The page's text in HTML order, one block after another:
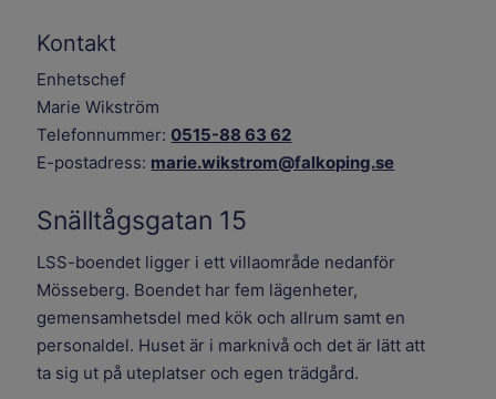
Kontakt
Enhetschef
Marie Wikström
Telefonnummer:0515-88 63 62
E-postadress: marie.wikstrom@falkoping.se
Snälltågsgatan 15
LSS-boendet ligger i ett villaområde nedanför
Mösseberg. Boendet har fem lägenheter,
gemensamhetsdel med kök och allrum samt en
personaldel. Huset är i marknivå och det är lätt att
ta sig ut på uteplatser och egen trädgård.